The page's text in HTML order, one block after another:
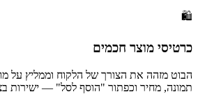
🛍️
כרטיסי מוצר חכמים
הבוט מזהה את הצורך של הלקוח וממליץ על
תמונה, מחיר וכפתור "הוסף לסל" — ישירות